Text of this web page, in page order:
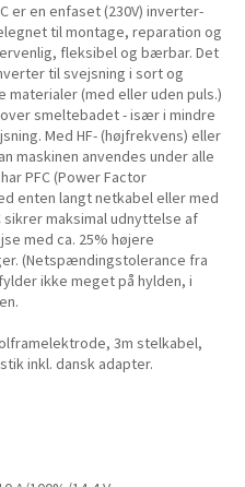
er en enfaset (230V) inverter-
til montage, reparation og
fleksibel og bærbar. Det
til svejsning i sort og
materialer (med eller uden puls.)
smeltebadet - især i mindre
Med HF- (højfrekvens) eller
maskinen anvendes under alle
PFC (Power Factor
enten langt netkabel eller med
maksimal udnyttelse af
med ca. 25% højere
(Netspændingstolerance fra
fylder ikke meget på hylden, i
3m stelkabel,
inkl. dansk adapter.